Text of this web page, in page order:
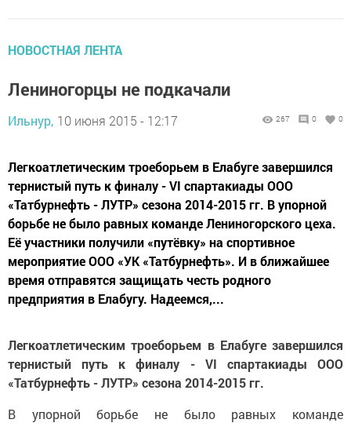
НОВОСТНАЯ ЛЕНТА
Лениногорцы не подкачали
Ильнур, 10 июня 2015 - 12:17 267 0 0
Легкоатлетическим троеборьем в Елабуге завершился
тернистый путь к финалу - VI спартакиады ООО
«Татбурнефть - ЛУТР» сезона 2014-2015 гг. В упорной
борьбе не было равных команде Лениногорского цеха.
Её участники получили «путёвку» на спортивное
мероприятие ООО «УК «Татбурнефть». И в ближайшее
время отправятся защищать честь родного
предприятия в Елабугу. Надеемся,...
Легкоатлетическим троеборьем в Елабуге завершился
тернистый путь к финалу - VI спартакиады ООО
«Татбурнефть - ЛУТР» сезона 2014-2015 гг.
В упорной борьбе не было равных команде